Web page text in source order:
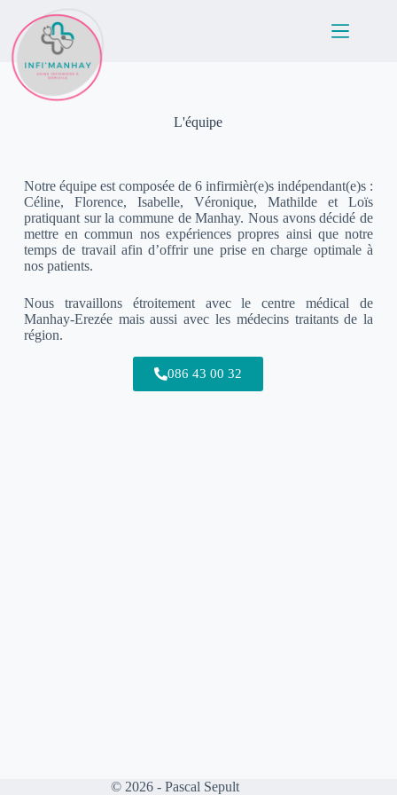
L'équipe
Notre équipe est composée de 6 infirmièr(e)s indépendant(e)s :
Céline, Florence, Isabelle, Véronique, Mathilde et Loïs
pratiquant sur la commune de Manhay. Nous avons décidé de
mettre en commun nos expériences propres ainsi que notre
temps de travail afin d’offrir une prise en charge optimale à
nos patients.
Nous travaillons étroitement avec le centre médical de
Manhay-Erezée mais aussi avec les médecins traitants de la
région.
086 43 00 32
© 2026 - Pascal Sepult